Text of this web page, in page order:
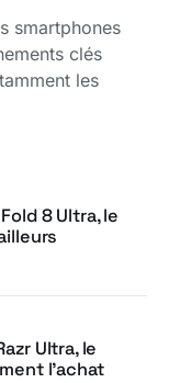
smartphones
clés
les
8 Ultra, le
Ultra, le
l’achat